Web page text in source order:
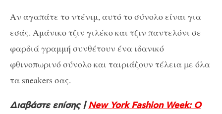
Αν αγαπάτε το ντένιμ, αυτό το σύνολο είναι για
εσάς. Αμάνικο τζιν γιλέκο και τζιν παντελόνι σε
φαρδιά γραμμή συνθέτουν ένα ιδανικό
φθινοπωρινό σύνολο και ταιριάζουν τέλεια με όλα
τα sneakers σας.
Διαβάστε επίσης |New York Fashion Week: O